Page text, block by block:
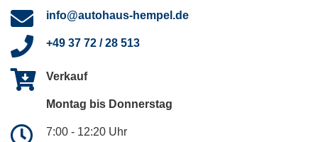
info@autohaus-hempel.de
+49 37 72 / 28 513
Verkauf
Montag bis Donnerstag
7:00 - 12:20 Uhr